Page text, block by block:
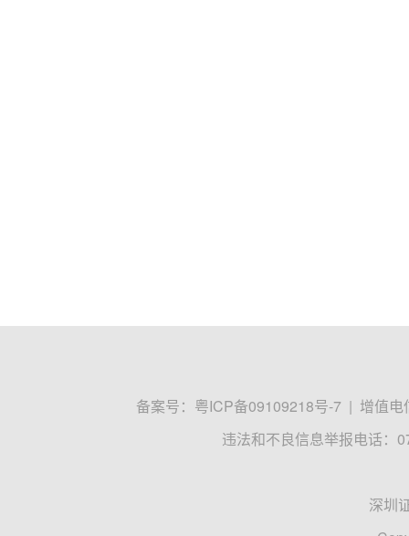
备案号： 粤ICP备09109218号-7 | 增值电
违法和不良信息举报电话：
深圳